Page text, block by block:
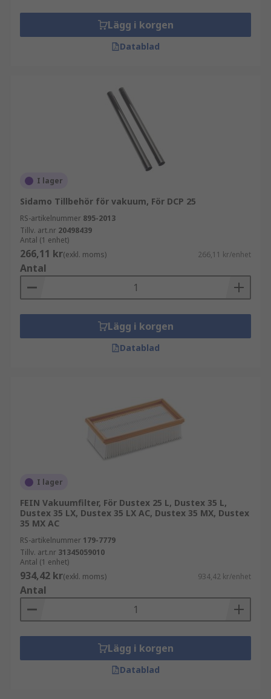
Lägg i korgen
Datablad
I lager
Sidamo Tillbehör för vakuum, För DCP 25
RS-artikelnummer 895-2013
Tillv. art.nr 20498439
Antal (1 enhet)
266,11 kr(exkl. moms) 266,11 kr/enhet
Antal
Lägg i korgen
Datablad
I lager
FEIN Vakuumfilter, För Dustex 25 L, Dustex 35 L,
Dustex 35 LX, Dustex 35 LX AC, Dustex 35 MX, Dustex
35 MX AC
RS-artikelnummer 179-7779
Tillv. art.nr 31345059010
Antal (1 enhet)
934,42 kr(exkl. moms) 934,42 kr/enhet
Antal
Lägg i korgen
Datablad